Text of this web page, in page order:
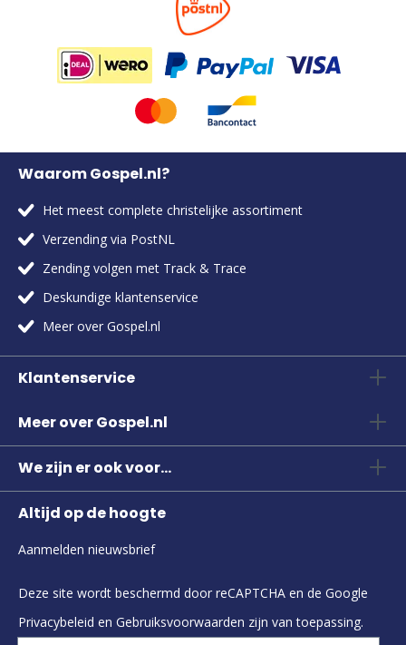
Waarom Gospel.nl?
Het meest complete christelijke assortiment
Verzending via PostNL
Zending volgen met Track & Trace
Deskundige klantenservice
Meer over Gospel.nl
Klantenservice
Meer over Gospel.nl
We zijn er ook voor...
Altijd op de hoogte
Aanmelden nieuwsbrief
Deze site wordt beschermd door reCAPTCHA en de Google
Privacybeleid en Gebruiksvoorwaarden zijn van toepassing.